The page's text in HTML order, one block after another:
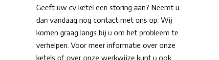
Geeft uw cv ketel een storing aan? Neemt u
dan vandaag nog contact met ons op. Wij
komen graag langs bij u om het probleem te
verhelpen. Voor meer informatie over onze
ketels of over onze werkwijze kunt u ook